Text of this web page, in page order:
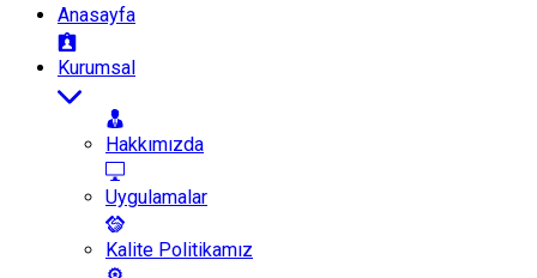
Anasayfa
Kurumsal
Hakkımızda
Uygulamalar
Kalite Politikamız